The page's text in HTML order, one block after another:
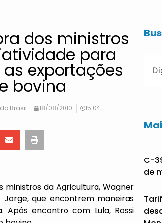
dos ministros
para
exportações
bovina
Brasil 18/08/2010 15:04
ministros da Agricultura, Wagner
Jorge, que encontrem maneiras
Após encontro com Lula, Rossi
C-
de